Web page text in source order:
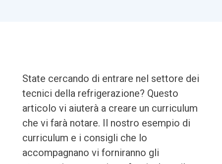
State cercando di entrare nel settore dei
tecnici della refrigerazione? Questo
articolo vi aiuterà a creare un curriculum
che vi farà notare. Il nostro esempio di
curriculum e i consigli che lo
accompagnano vi forniranno gli